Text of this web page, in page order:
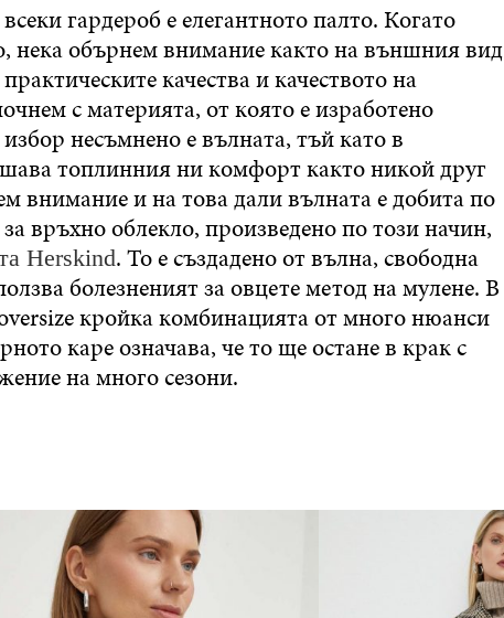
гардероб е елегантното палто. Когато
нека обърнем внимание както на външния вид
качества и качеството на
с материята, от която е изработено
несъмнено е вълната, тъй като в
топлинния ни комфорт както никой друг
внимание и на това дали вълната е добита по
връхно облекло, произведено по този начин,
Herskind. То е създадено от вълна, свободна
болезненият за овцете метод на мулене. В
кройка комбинацията от много нюанси
каре означава, че то ще остане в крак с
на много сезони.